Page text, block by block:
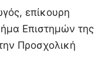
επίκουρη
Επιστημών της
Προσχολική